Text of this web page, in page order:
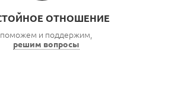
ОТНОШЕНИЕ
поможем и поддержим,
решим вопросы